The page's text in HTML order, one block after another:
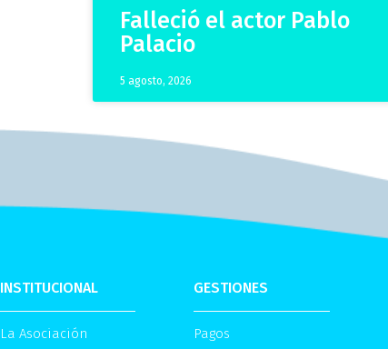
Falleció el actor Pablo
Palacio
5 agosto, 2026
INSTITUCIONAL
La Asociación
GESTIONES
Pagos